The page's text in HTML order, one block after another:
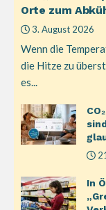
Orte zum
3. August 2026
Wenn die
die Hitze zu
es...
In